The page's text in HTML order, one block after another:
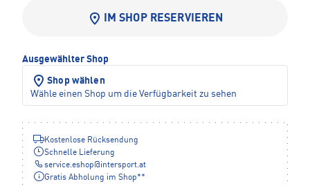
IM SHOP RESERVIEREN
Ausgewählter Shop
Shop wählen
Wähle einen Shop um die Verfügbarkeit zu sehen
Kostenlose Rücksendung
Schnelle Lieferung
service.eshop@intersport.at
Gratis Abholung im Shop**